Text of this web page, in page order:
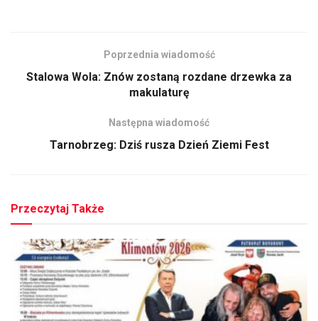
Poprzednia wiadomość
Stalowa Wola: Znów zostaną rozdane drzewka za
makulaturę
Następna wiadomość
Tarnobrzeg: Dziś rusza Dzień Ziemi Fest
Przeczytaj Także